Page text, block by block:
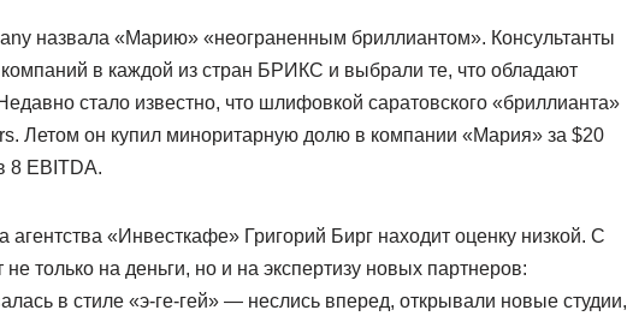
назвала «Марию» «неограненным бриллиантом». Консультанты
в каждой из стран БРИКС и выбрали те, что обладают
стало известно, что шлифовкой саратовского «бриллианта»
Летом он купил миноритарную долю в компании «Мария» за $20
8 EBITDA.
агентства «Инвесткафе» Григорий Бирг находит оценку низкой. С
только на деньги, но и на экспертизу новых партнеров:
в стиле «э-ге-гей» — неслись вперед, открывали новые студии,